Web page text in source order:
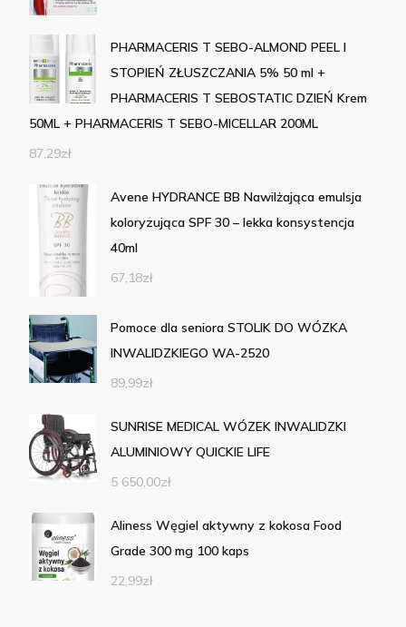
PHARMACERIS T SEBO-ALMOND PEEL I
STOPIEŃ ZŁUSZCZANIA 5% 50 ml +
PHARMACERIS T SEBOSTATIC DZIEŃ Krem
50ML + PHARMACERIS T SEBO-MICELLAR 200ML
87,29zł
Avene HYDRANCE BB Nawilżająca emulsja
koloryzująca SPF 30 – lekka konsystencja
40ml
67,18zł
Pomoce dla seniora STOLIK DO WÓZKA
INWALIDZKIEGO WA-2520
89,99zł
SUNRISE MEDICAL WÓZEK INWALIDZKI
ALUMINIOWY QUICKIE LIFE
5 650,00zł
Aliness Węgiel aktywny z kokosa Food
Grade 300 mg 100 kaps
22,99zł